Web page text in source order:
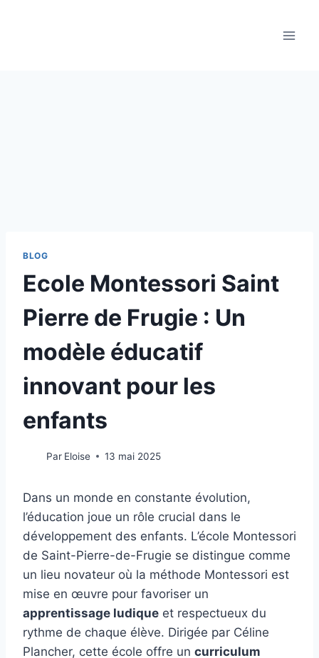
BLOG
Ecole Montessori Saint
Pierre de Frugie : Un
modèle éducatif
innovant pour les
enfants
Par Eloise 13 mai 2025
Dans un monde en constante évolution,
l’éducation joue un rôle crucial dans le
développement des enfants. L’école Montessori
de Saint-Pierre-de-Frugie se distingue comme
un lieu novateur où la méthode Montessori est
mise en œuvre pour favoriser un
apprentissage ludique et respectueux du
rythme de chaque élève. Dirigée par Céline
Plancher, cette école offre un curriculum